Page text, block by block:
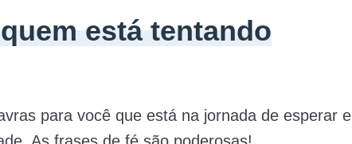
está tentando
para você que está na jornada de esperar e